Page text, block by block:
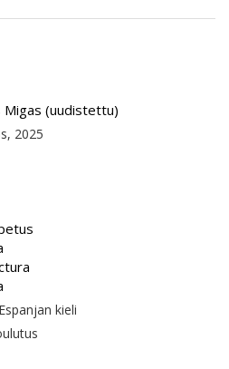
Migas (uudistettu)
2025
kieli